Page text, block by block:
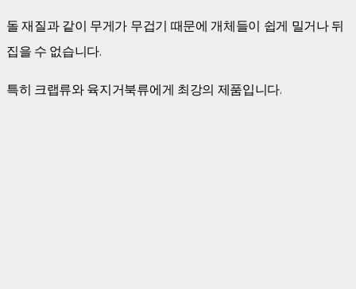
돌 재질과 같이 무게가 무겁기 때문에 개체들이 쉽게 밀거나 뒤
집을 수 없습니다.
특히 크랩류와 육지거북류에게 최강의 제품입니다.